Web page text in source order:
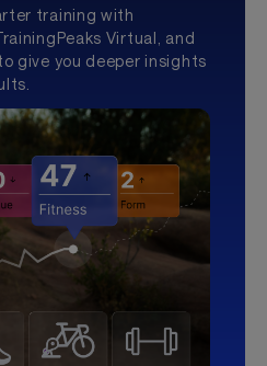
training with
Virtual, and
give you deeper insights